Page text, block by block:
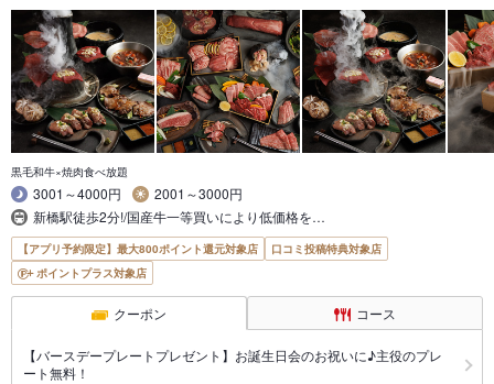
黒毛和牛×焼肉食べ放題
3001～4000円
2001～3000円
新橋駅徒歩2分!/国産牛一等買いにより低価格を…
【アプリ予約限定】最大800ポイント還元対象店
口コミ投稿特典対象店
ポイントプラス対象店
クーポン コース
【バースデープレートプレゼント】お誕生日会のお祝いに♪主役のプレ
ート無料！